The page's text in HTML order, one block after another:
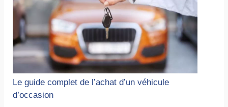
Le guide complet de l’achat d’un véhicule
d’occasion